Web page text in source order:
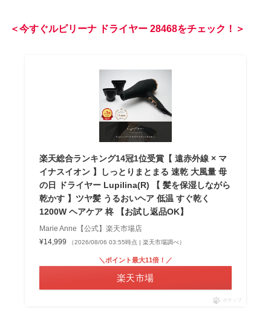
＜今すぐルピリーナ ドライヤー 28468をチェック！＞
楽天総合ランキング14冠1位受賞【 遠赤外線 × マ
イナスイオン 】しっとりまとまる 速乾 大風量 母
の日 ドライヤー Lupilina(R) 【 髪を保湿しながら
乾かす 】ツヤ髪 うるおいヘア 低温 すぐ乾く
1200W ヘアケア 柊 【お試し返品OK】
Marie Anne【公式】楽天市場店
¥14,999
（2026/08/06 03:55時点 | 楽天市場調べ）
＼ポイント最大11倍！／
楽天市場
ポチップ